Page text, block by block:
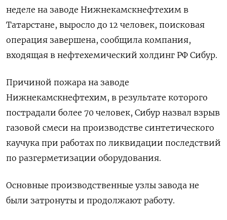
неделе на заводе Нижнекамскнефтехим в
Татарстане, ​выросло ​до 12 ​человек, поисковая
операция ⁠завершена, ‌сообщила компания,
входящая ‌в нефтехемический холдинг РФ Сибур.
Причиной ​пожара на ‌заводе
Нижнекамскнефтехим, в результате которого ​
пострадали более 70 ‌человек, Сибур назвал взрыв
газовой смеси на производстве ​синтетического ​
каучука ‌при работах по ликвидации ​последствий
по разгерметизации оборудования.
Основные производственные узлы завода не
были затронуты и продолжают работу.